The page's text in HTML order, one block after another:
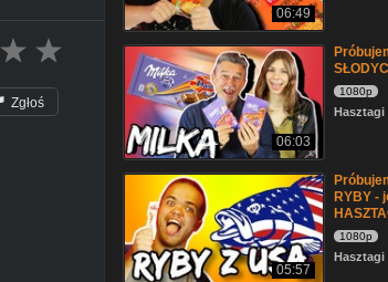
Zgłoś
06:49
06:03
1080p
Hasztagi
05:57
RYBY -
1080p
Hasztagi